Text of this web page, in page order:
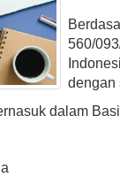
560/
dengan
dalam